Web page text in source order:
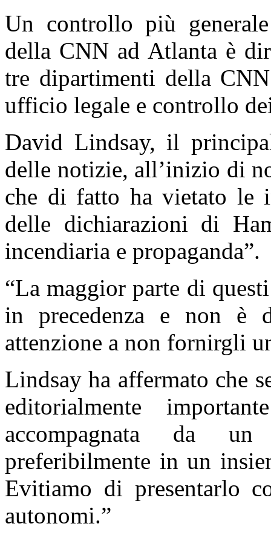
Un controllo più
della CNN ad Atlanta è
tre dipartimenti della
ufficio legale e controllo
David Lindsay, il
delle notizie, all’inizio di
che di fatto ha vietato le
delle dichiarazioni di
incendiaria e propaganda”.
“La maggior parte di
in precedenza e non è
attenzione a non fornirgli
Lindsay ha affermato che
editorialmente
accompagnata da
preferibilmente in un
Evitiamo di presentarlo
autonomi.”